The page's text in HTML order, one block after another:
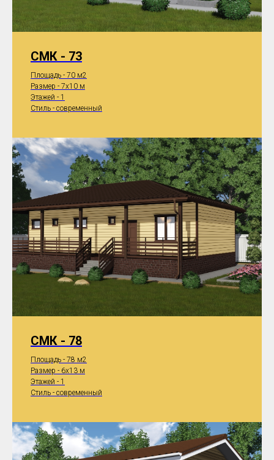
СМК - 73
Площадь - 70 м2
Размер - 7x10 м
Этажей - 1
Стиль - современный
СМК - 78
Площадь - 78 м2
Размер - 6x13 м
Этажей - 1
Стиль - современный